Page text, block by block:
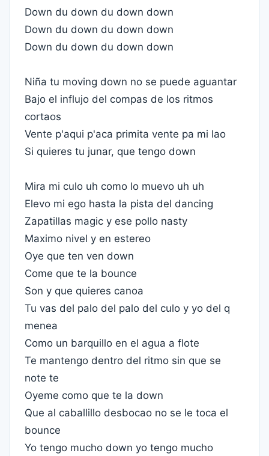
Down du down du down down
Down du down du down down
Down du down du down down
Niña tu moving down no se puede aguantar
Bajo el influjo del compas de los ritmos
cortaos
Vente p'aqui p'aca primita vente pa mi lao
Si quieres tu junar, que tengo down
Mira mi culo uh como lo muevo uh uh
Elevo mi ego hasta la pista del dancing
Zapatillas magic y ese pollo nasty
Maximo nivel y en estereo
Oye que ten ven down
Come que te la bounce
Son y que quieres canoa
Tu vas del palo del palo del culo y yo del q
menea
Como un barquillo en el agua a flote
Te mantengo dentro del ritmo sin que se
note te
Oyeme como que te la down
Que al caballillo desbocao no se le toca el
bounce
Yo tengo mucho down yo tengo mucho